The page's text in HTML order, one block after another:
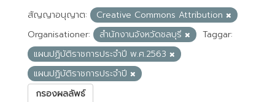
สัญญาอนุญาต:
Creative Commons Attribution
Organisationer:
สำนักงานจังหวัดชลบุรี
Taggar:
แผนปฏิบัติราชการประจำปี พ.ศ.2563
แผนปฏิบัติราชการประจำปี
กรองผลลัพธ์